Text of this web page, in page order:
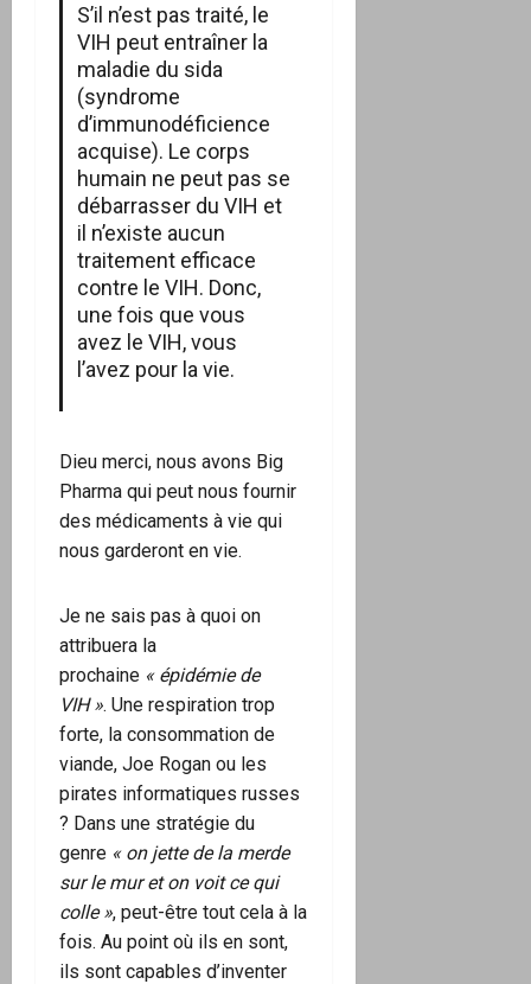
S’il n’est pas traité, le
VIH peut entraîner la
maladie du sida
(syndrome
d’immunodéficience
acquise). Le corps
humain ne peut pas se
débarrasser du VIH et
il n’existe aucun
traitement efficace
contre le VIH. Donc,
une fois que vous
avez le VIH, vous
l’avez pour la vie.
Dieu merci, nous avons Big
Pharma qui peut nous fournir
des médicaments à vie qui
nous garderont en vie.
Je ne sais pas à quoi on
attribuera la
prochaine « épidémie de
VIH ». Une respiration trop
forte, la consommation de
viande, Joe Rogan ou les
pirates informatiques russes
? Dans une stratégie du
genre « on jette de la merde
sur le mur et on voit ce qui
colle », peut-être tout cela à la
fois. Au point où ils en sont,
ils sont capables d’inventer